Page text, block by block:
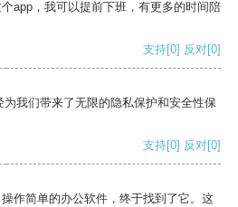
app，我可以提前下班，有更多的时间陪
支持[0] 反对[0]
我们带来了无限的隐私保护和安全性保
支持[0] 反对[0]
作简单的办公软件，终于找到了它。这